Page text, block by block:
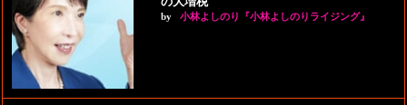
by 小林よしのり『小林よしのりライジング』